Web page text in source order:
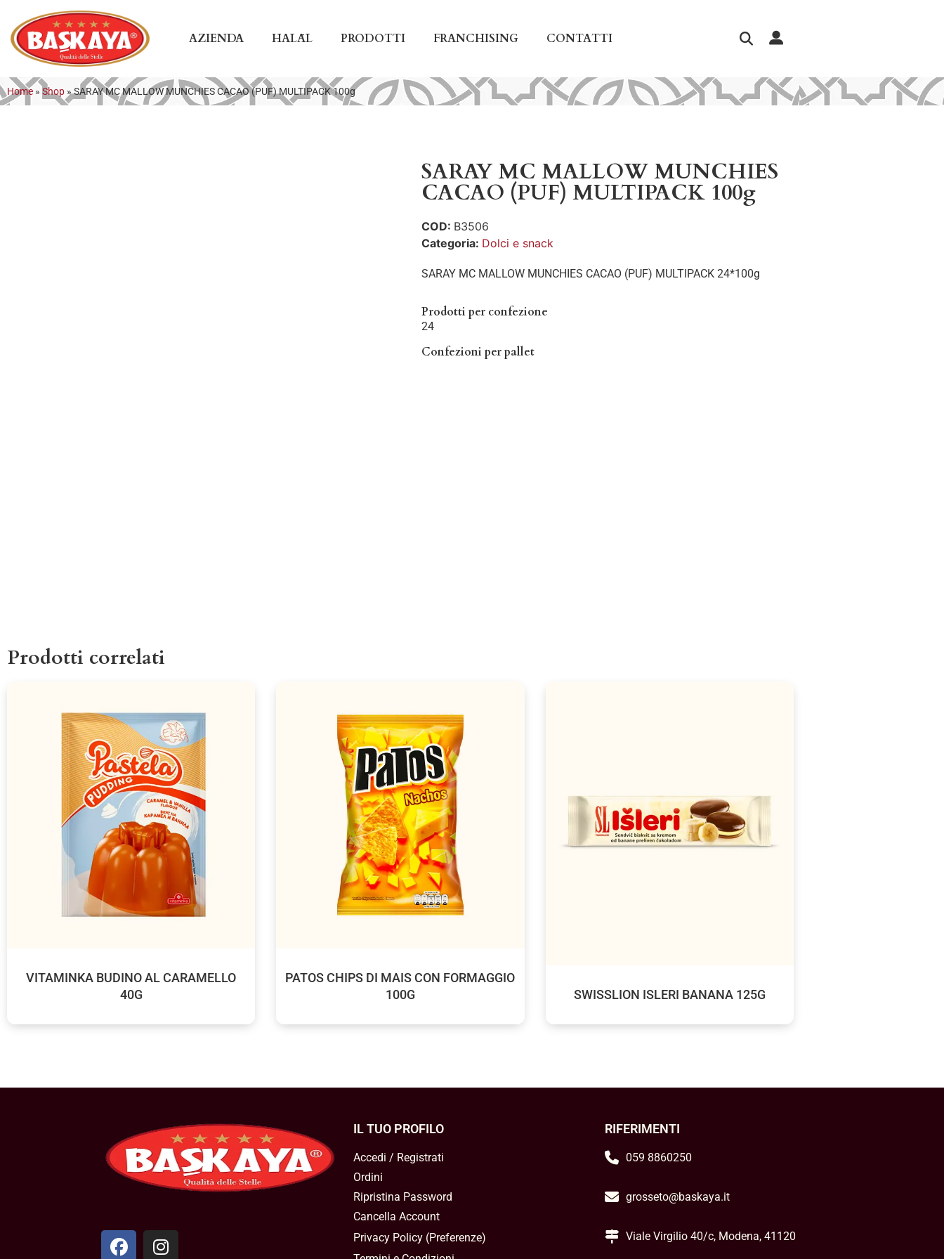
AZIENDA HALĀL PRODOTTI FRANCHISING CONTATTI
Home » Shop »SARAY MC MALLOW MUNCHIES CACAO (PUF) MULTIPACK 100g
SARAY MC MALLOW MUNCHIES
CACAO (PUF) MULTIPACK 100g
COD: B3506
Categoria: Dolci e snack
SARAY MC MALLOW MUNCHIES CACAO (PUF) MULTIPACK 24*100g
Prodotti per confezione
24
Confezioni per pallet
Prodotti correlati
VITAMINKA BUDINO AL CARAMELLO
40G
PATOS CHIPS DI MAIS CON FORMAGGIO
100G
SWISSLION ISLERI BANANA 125G
IL TUO PROFILO
Accedi / Registrati
Ordini
Ripristina Password
Cancella Account
Privacy Policy(Preferenze)
RIFERIMENTI
059 8860250
grosseto@baskaya.it
Viale Virgilio 40/c, Modena, 41120